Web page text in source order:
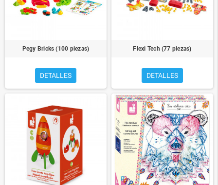
Pegy Bricks (100 piezas)
DETALLES
Flexi Tech (77 piezas)
DETALLES